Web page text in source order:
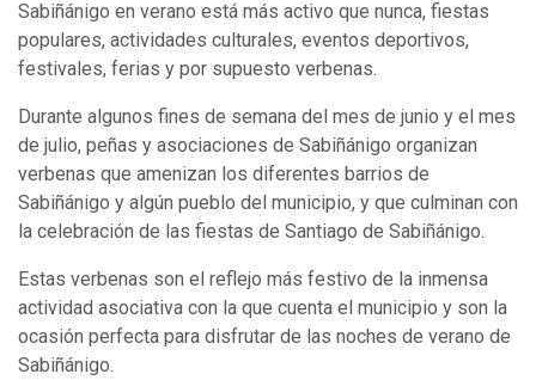
Sabiñánigo en verano está más activo que nunca, fiestas
populares, actividades culturales, eventos deportivos,
festivales, ferias y por supuesto verbenas.
Durante algunos fines de semana del mes de junio y el mes
de julio, peñas y asociaciones de Sabiñánigo organizan
verbenas que amenizan los diferentes barrios de
Sabiñánigo y algún pueblo del municipio, y que culminan con
la celebración de las fiestas de Santiago de Sabiñánigo.
Estas verbenas son el reflejo más festivo de la inmensa
actividad asociativa con la que cuenta el municipio y son la
ocasión perfecta para disfrutar de las noches de verano de
Sabiñánigo.